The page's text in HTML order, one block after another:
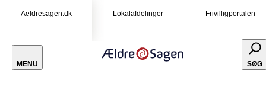
Aeldresagen.dk Lokalafdelinger Frivilligportalen
MENU SØG